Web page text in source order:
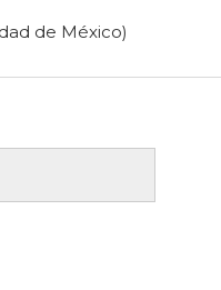
de México)